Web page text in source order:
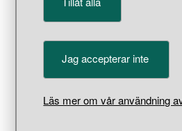
Jag accepterar inte
Läs mer om vår användning
Pärlor